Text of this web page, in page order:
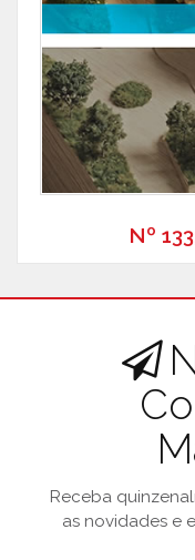
Nº
Receba
as novidades e